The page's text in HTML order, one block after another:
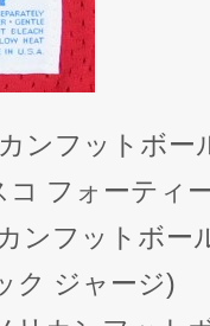
ンフットボー
フォーティ
ンフットボー
ク ジャージ)